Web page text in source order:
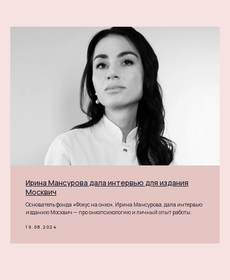
Ирина Мансурова дала интервью для издания
Москвич
Основатель фонда «Фокус на онко» , Ирина Мансурова, дала интервью
изданию Москвич — про онкопсихологию и личный опыт работы.
19.08.2024